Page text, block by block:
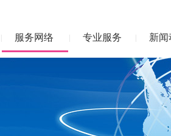
新闻
专业服务
服务网络